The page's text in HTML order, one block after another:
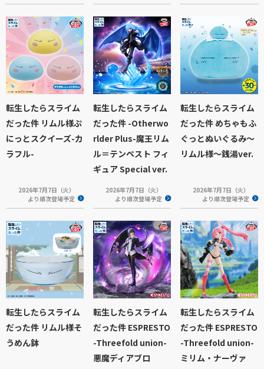
転生したらスライム
だった件 リムル様ぷ
にっとスクイーズ-カ
ラフル-
2026年7月7日（火）
より順次登場予定
転生したらスライム
だった件 -Otherwo
rlder Plus-魔王リム
ル＝テンペスト フィ
ギュア Special ver.
2026年7月7日（火）
より順次登場予定
転生したらスライム
だった件 めちゃもふ
ぐっとぬいぐるみ～
リムル様～銭湯ver.
2026年7月7日（火）
より順次登場予定
転生したらスライム
だった件 リムル様そ
うめん鉢
転生したらスライム
だった件 ESPRESTO
-Threefold union-
悪魔ディアブロ
転生したらスライム
だった件 ESPRESTO
-Threefold union-
ミリム・ナーヴァ